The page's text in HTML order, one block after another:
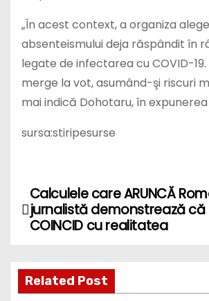
„În acest context, a organiza
absenteismului deja răspândit în
legate de infectarea cu COVID-
merge la vot, asumând-şi riscuri
mai indică Dohotaru, în
sursa:stiripesurse
P
o
t
Calculele care ARUNCĂ
jurnalistă demonstrează că
COINCID cu realitatea
Related Post